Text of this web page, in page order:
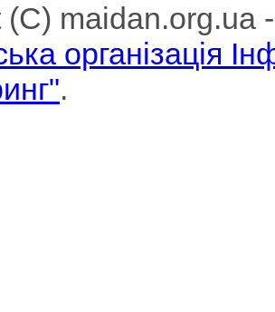
maidan.org.ua
організація
.